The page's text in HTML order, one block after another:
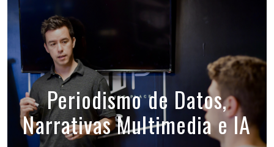
Periodismo de Datos,
Narrativas Multimedia e IA